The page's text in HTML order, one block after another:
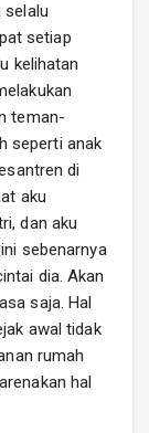
selalu
setiap
kelihatan
teman-
seperti anak
di
aku
dan aku
sebenarnya
dia. Akan
saja. Hal
awal tidak
rumah
hal